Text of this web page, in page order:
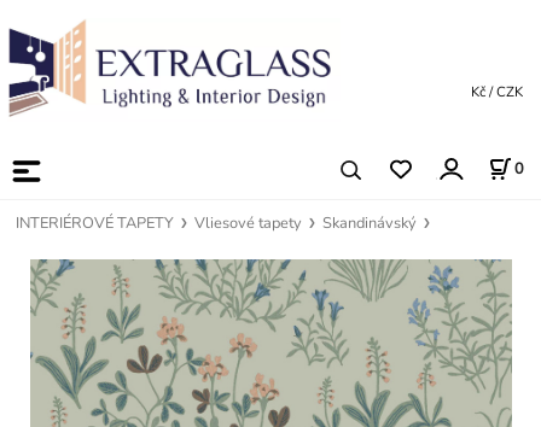
0
Kč / CZK
INTERIÉROVÉ TAPETY Vliesové tapety Skandinávský